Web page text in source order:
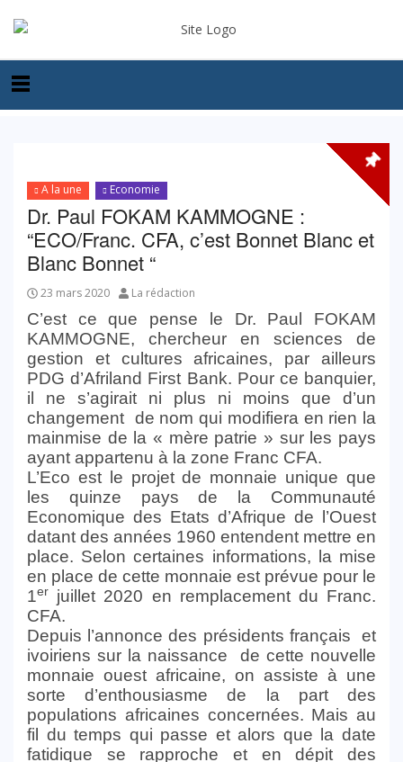
A la une Economie
Dr. Paul FOKAM KAMMOGNE :
“ECO/Franc. CFA, c’est Bonnet Blanc et
Blanc Bonnet “
23 mars 2020 La rédaction
C’est ce que pense le Dr. Paul FOKAM
KAMMOGNE, chercheur en sciences de
gestion et cultures africaines, par ailleurs
PDG d’Afriland First Bank. Pour ce banquier,
il ne s’agirait ni plus ni moins que d’un
changement de nom qui modifiera en rien la
mainmise de la « mère patrie » sur les pays
ayant appartenu à la zone Franc CFA.
L’Eco est le projet de monnaie unique que
les quinze pays de la Communauté
Economique des Etats d’Afrique de l’Ouest
datant des années 1960 entendent mettre en
place. Selon certaines informations, la mise
en place de cette monnaie est prévue pour le
1er
juillet 2020 en remplacement du Franc.
CFA.
Depuis l’annonce des présidents français et
ivoiriens sur la naissance de cette nouvelle
monnaie ouest africaine, on assiste à une
sorte d’enthousiasme de la part des
populations africaines concernées. Mais au
fil du temps qui passe et alors que la date
fatidique se rapproche et en dépit des